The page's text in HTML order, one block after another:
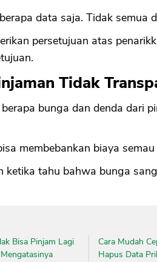
data saja. Tidak semua
persetujuan atas
Tidak
bunga dan denda dari
membebankan biaya semau
ketika tahu bahwa bunga
Bisa Pinjam Lagi
Cara Mudah
Hapus Data